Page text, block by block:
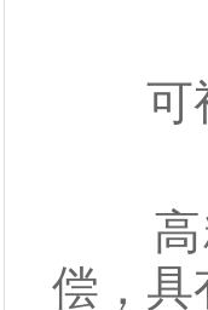
可视
高精
偿，具